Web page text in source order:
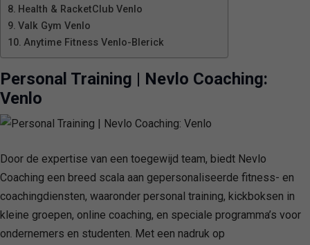
Health & RacketClub Venlo
Valk Gym Venlo
Anytime Fitness Venlo-Blerick
Personal Training | Nevlo Coaching:
Venlo
Door de expertise van een toegewijd team, biedt Nevlo
Coaching een breed scala aan gepersonaliseerde fitness- en
coachingdiensten, waaronder personal training, kickboksen in
kleine groepen, online coaching, en speciale programma’s voor
ondernemers en studenten. Met een nadruk op